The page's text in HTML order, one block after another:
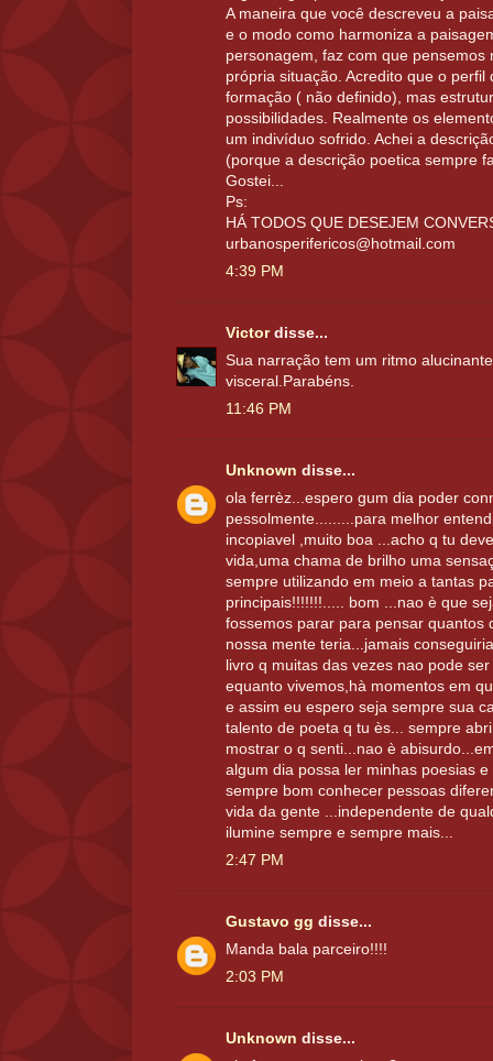
A maneira que você descreveu a
e o modo como harmoniza a
personagem, faz com que pensemos
própria situação. Acredito que o
formação ( não definido), mas
possibilidades. Realmente os
um indivíduo sofrido. Achei a
(porque a descrição poetica sempre
Gostei...
Ps:
HÁ TODOS QUE DESEJEM
urbanosperifericos@hotmail.com
4:39 PM
Victordisse...
Sua narração tem um ritmo
visceral.Parabéns.
11:46 PM
Unknown disse...
ola ferrèz...espero gum dia poder
pessolmente.........para melhor
incopiavel ,muito boa ...acho q tu
vida,uma chama de brilho uma
sempre utilizando em meio a tantas
principais!!!!!!!..... bom ...nao è que
fossemos parar para pensar quantos
nossa mente teria...jamais
livro q muitas das vezes nao pode
equanto vivemos,hà momentos em
e assim eu espero seja sempre sua
talento de poeta q tu ès... sempre
mostrar o q senti...nao è
algum dia possa ler minhas poesias
sempre bom conhecer pessoas
vida da gente ...independente de
ilumine sempre e sempre mais...
2:47 PM
Gustavo gg disse...
Manda bala parceiro!!!!
2:03 PM
Unknown disse...